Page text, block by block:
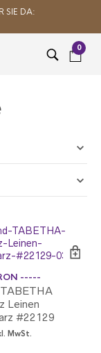
SIE DA:
0
-----
Leinen
#22129
MwSt.